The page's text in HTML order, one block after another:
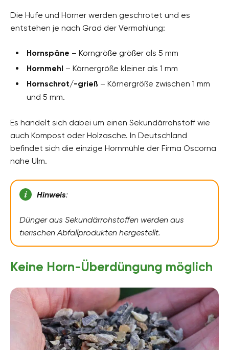
Die Hufe und Hörner werden geschrotet und es
entstehen je nach Grad der Vermahlung:
Hornspäne – Korngröße größer als 5 mm
Hornmehl – Körnergröße kleiner als 1 mm
Hornschrot/-grieß – Körnergröße zwischen 1 mm
und 5 mm.
Es handelt sich dabei um einen Sekundärrohstoff wie
auch Kompost oder Holzasche. In Deutschland
befindet sich die einzige Hornmühle der Firma Oscorna
nahe Ulm.
Hinweis:
Dünger aus Sekundärrohstoffen werden aus
tierischen Abfallprodukten hergestellt.
Keine Horn-Überdüngung möglich